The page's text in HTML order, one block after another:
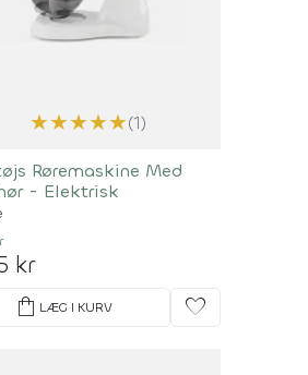
★★★★★(1)
Røremaskine Med
- Elektrisk
kr
shopping_bag LÆG I KURV favorite